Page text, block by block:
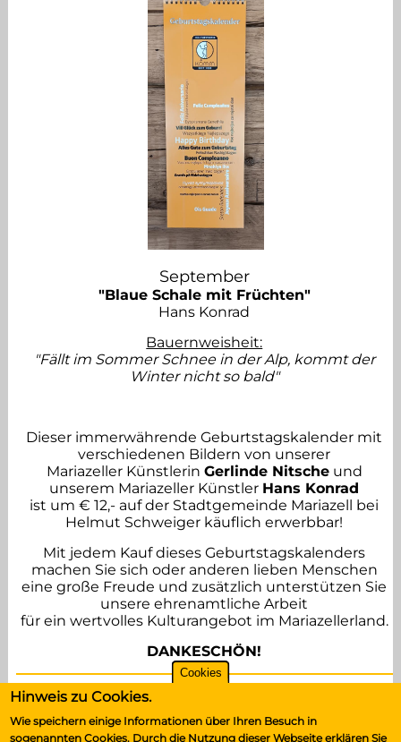
September
"Blaue Schale mit Früchten"
Hans Konrad
Bauernweisheit:
"Fällt im Sommer Schnee in der Alp, kommt der
Winter nicht so bald"
Dieser immerwährende Geburtstagskalender mit
verschiedenen Bildern von unserer
Mariazeller Künstlerin Gerlinde Nitscheund
unserem Mariazeller Künstler Hans Konrad
ist um € 12,- auf der Stadtgemeinde Mariazell bei
Helmut Schweiger käuflich erwerbbar!
Mit jedem Kauf dieses Geburtstagskalenders
machen Sie sich oder anderen lieben Menschen
eine große Freude und zusätzlich unterstützen Sie
unsere ehrenamtliche Arbeit
für ein wertvolles Kulturangebot im Mariazellerland.
DANKESCHÖN!
Cookies
Hinweis zu Cookies.
Wie speichern einige Informationen über Ihren Besuch in
sogenannten Cookies. Durch die Nutzung dieser Webseite erklären Sie